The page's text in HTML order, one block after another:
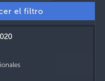
el filtro